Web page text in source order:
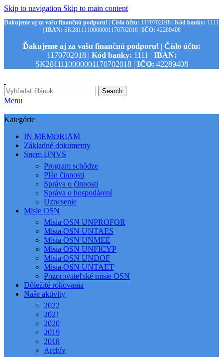
Skip to navigation Skip to main content
Ďakujeme aj za vašu finančnú podporu! Číslo účtu: 1170702018 | Kód banky: 1111
IBAN: SK2811110000001170702018 | IČO: 42289408
Ďakujeme aj za vašu finančnú podporu! | Číslo účtu:
1170702018 | Kód banky: 1111 | IBAN:
SK2811110000001170702018 | IČO: 42289408
Search
Menu
Kategórie
IN MEMORIAM
Základné dokumenty
Snem UNVS
Program schôdze
Plán činnosti
Správa o činnosti
Správa o hospodárení
Uznesenie
Misie OSN
Misia OSN UNPROFOR
Misia OSN UNTAES
Misia OSN UNMEE
Misia OSN UNFICYP
Misia OSN UNDOF
Misia OSN UNTAET
Pozorovateľské misie OSN
Dôležité rokovania
Naše aktivity
2022
2021
2020
2019
2018
Archív